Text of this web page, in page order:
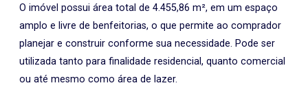
O imóvel possui área total de 4.455,86 m², em um espaço
amplo e livre de benfeitorias, o que permite ao comprador
planejar e construir conforme sua necessidade. Pode ser
utilizada tanto para finalidade residencial, quanto comercial
ou até mesmo como área de lazer.